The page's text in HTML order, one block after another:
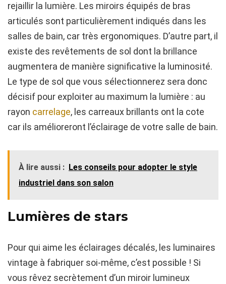
rejaillir la lumière. Les miroirs équipés de bras
articulés sont particulièrement indiqués dans les
salles de bain, car très ergonomiques. D’autre part, il
existe des revêtements de sol dont la brillance
augmentera de manière significative la luminosité.
Le type de sol que vous sélectionnerez sera donc
décisif pour exploiter au maximum la lumière : au
rayon carrelage, les carreaux brillants ont la cote
car ils amélioreront l’éclairage de votre salle de bain.
À lire aussi : Les conseils pour adopter le style
industriel dans son salon
Lumières de stars
Pour qui aime les éclairages décalés, les luminaires
vintage à fabriquer soi-même, c’est possible ! Si
vous rêvez secrètement d’un miroir lumineux